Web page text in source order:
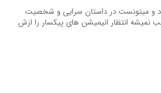
و میتونست در داستان سرایی و شخصیت
نمیشه انتظار انیمیشن های پیکسار را ازش